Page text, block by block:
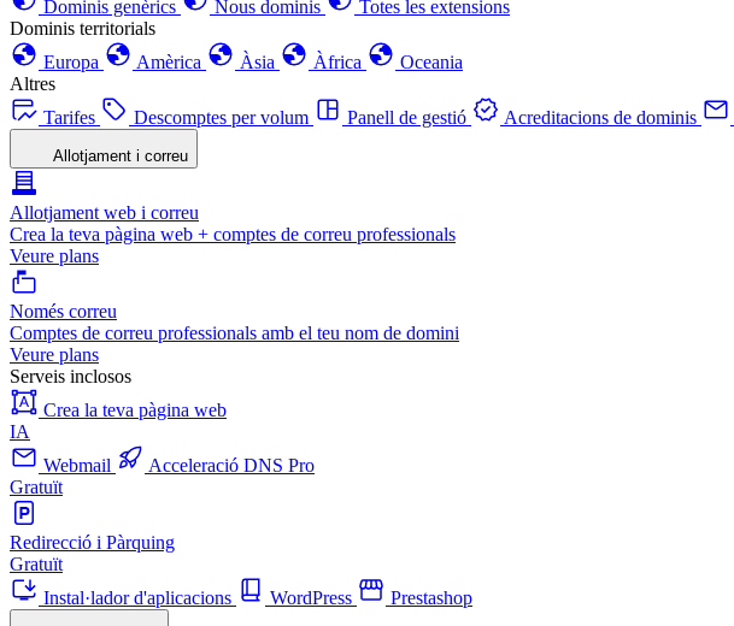
Dominis genèrics Nous dominis
Totes les extensions
Dominis territorials
Europa
Amèrica Àsia Àfrica
Oceania
Altres
Tarifes
Descomptes per volum Panell de gestió Acreditacions de dominis
Allotjament i correu
Allotjament web i correu
Crea la teva pàgina web + comptes de correu professionals
Veure plans
Només correu
Comptes de correu professionals amb el teu nom de domini
Veure plans
Serveis inclosos
Crea la teva pàgina web
IA
Webmail
Acceleració DNS Pro
Gratuït
Redirecció i Pàrquing
Gratuït
Instal·lador d'aplicacions
WordPress Prestashop